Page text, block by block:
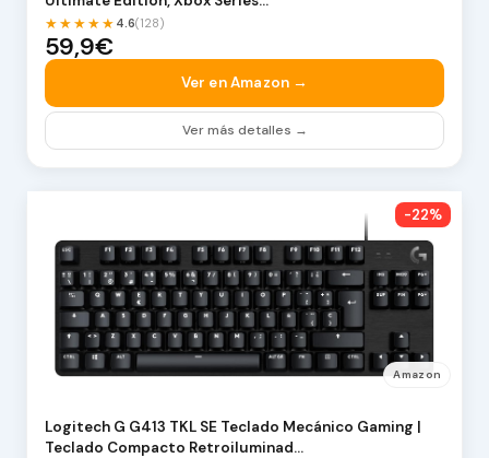
★★★★★ 4.6(128)
59,9€
Ver en Amazon →
Ver más detalles →
-22%
Amazon
Logitech G G413 TKL SE Teclado Mecánico Gaming |
Teclado Compacto Retroiluminad…